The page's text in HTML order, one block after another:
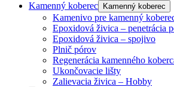
Kamenný koberec Kamenný koberec
Kamenivo pre kamenný
Epoxidová živica – penetrácia
Epoxidová živica – spojivo
Plnič pórov
Regenerácia kamenného
Ukončovacie lišty
Zalievacia živica – Hobby